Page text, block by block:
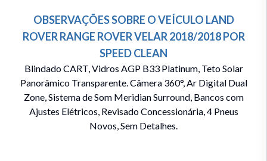
OBSERVAÇÕES SOBRE O VEÍCULO LAND
ROVER RANGE ROVER VELAR 2018/2018POR
SPEED CLEAN
Blindado CART, Vidros AGP B33 Platinum, Teto Solar
Panorâmico Transparente. Câmera 360°, Ar Digital Dual
Zone, Sistema de Som Meridian Surround, Bancos com
Ajustes Elétricos, Revisado Concessionária, 4 Pneus
Novos, Sem Detalhes.